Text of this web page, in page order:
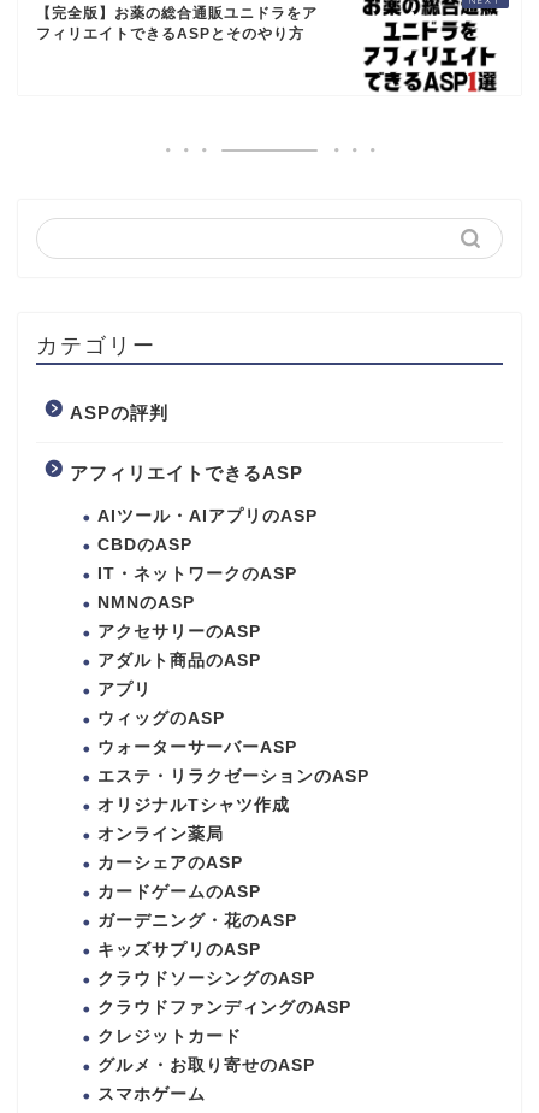
【完全版】お薬の総合通販ユニドラをア
フィリエイトできるASPとそのやり方
カテゴリー
ASPの評判
アフィリエイトできるASP
AIツール・AIアプリのASP
CBDのASP
IT・ネットワークのASP
NMNのASP
アクセサリーのASP
アダルト商品のASP
アプリ
ウィッグのASP
ウォーターサーバーASP
エステ・リラクゼーションのASP
オリジナルTシャツ作成
オンライン薬局
カーシェアのASP
カードゲームのASP
ガーデニング・花のASP
キッズサプリのASP
クラウドソーシングのASP
クラウドファンディングのASP
クレジットカード
グルメ・お取り寄せのASP
スマホゲーム